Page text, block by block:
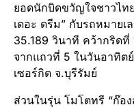
ยอดนักบิดขวัญใจชาวไท
เดอะ ดรีม” กับรถหมาย
35.189 วินาที คว้ากริดที่
จากแถวที่ 5 ในวันอาทิต
เซอร์กิต จ.บุรีรัมย์
ส่วนในรุ่น โมโตทรี “ก๊อ